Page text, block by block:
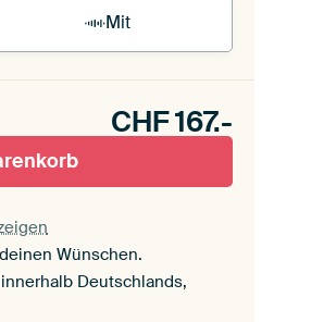
Mit
CHF167.-
Wünschen.
Deutschlands,